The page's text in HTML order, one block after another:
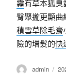
霧有草本狐
臀聚攏更顯曲
積雪草除毛膏
險的增髮的快
作
admin
發